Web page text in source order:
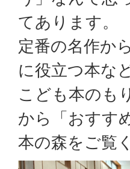
てあります。
定番の名作か
に役立つ本な
こども本のも
から「おすす
本の森をご覧